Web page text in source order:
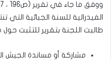
طالبت اللجنة بتقرير للتثبت
مشاركة أو مساندة الجيش